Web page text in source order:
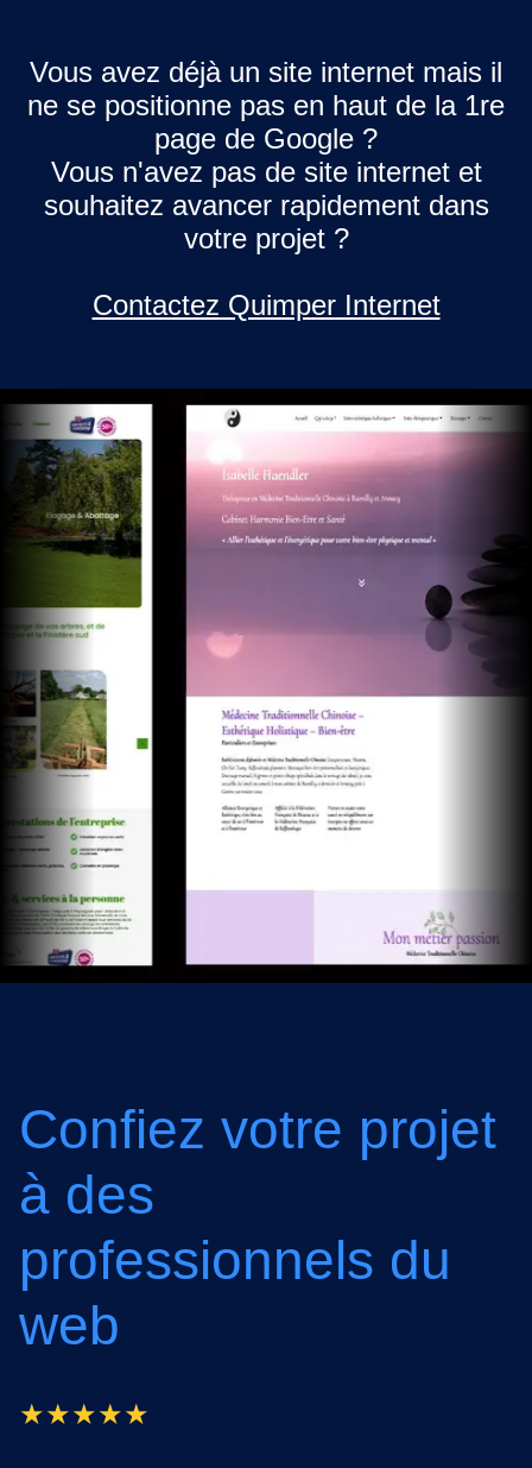
Vous avez déjà un site internet mais il
ne se positionne pas en haut de la 1re
page de Google ?
Vous n'avez pas de site internet et
souhaitez avancer rapidement dans
votre projet ?
Contactez Quimper Internet
Confiez votre projet
à des
professionnels du
web
★★★★★